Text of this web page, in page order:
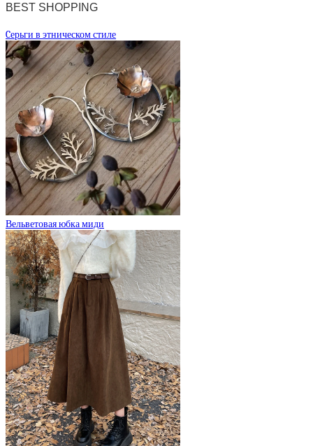
BEST SHOPPING
Cерьги в этническом стиле
Вельветовая юбка миди